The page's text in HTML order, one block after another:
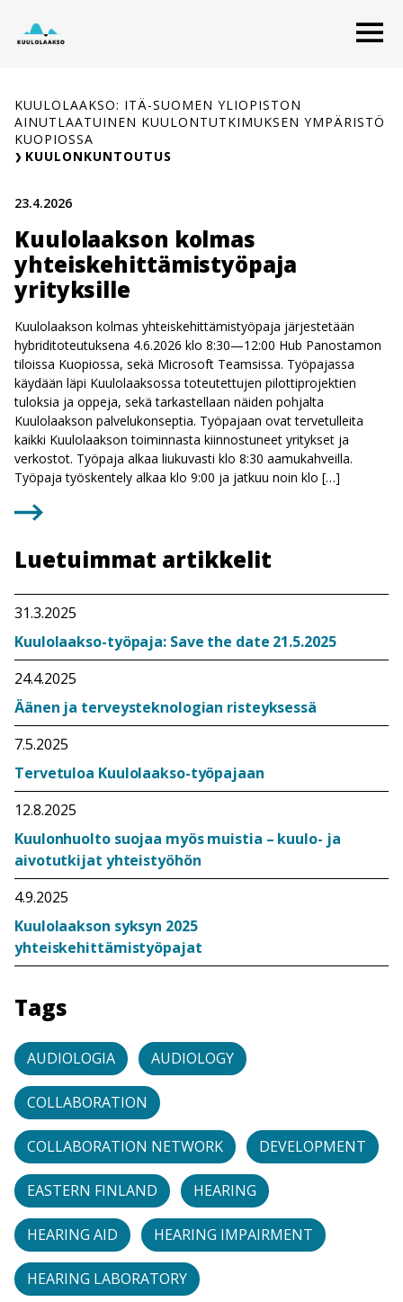
sisältöön
KUULOLAAKSO: ITÄ-SUOMEN YLIOPISTON
AINUTLAATUINEN KUULONTUTKIMUKSEN YMPÄRISTÖ
KUOPIOSSA
KUULONKUNTOUTUS
23.4.2026
Kuulolaakson kolmas
yhteiskehittämistyöpaja
yrityksille
Kuulolaakson kolmas yhteiskehittämistyöpaja järjestetään
hybriditoteutuksena 4.6.2026 klo 8:30—12:00 Hub Panostamon
tiloissa Kuopiossa, sekä Microsoft Teamsissa. Työpajassa
käydään läpi Kuulolaaksossa toteutettujen pilottiprojektien
tuloksia ja oppeja, sekä tarkastellaan näiden pohjalta
Kuulolaakson palvelukonseptia. Työpajaan ovat tervetulleita
kaikki Kuulolaakson toiminnasta kiinnostuneet yritykset ja
verkostot. Työpaja alkaa liukuvasti klo 8:30 aamukahveilla.
Työpaja työskentely alkaa klo 9:00 ja jatkuu noin klo […]
Luetuimmat artikkelit
31.3.2025
Kuulolaakso-työpaja: Save the date 21.5.2025
24.4.2025
Äänen ja terveysteknologian risteyksessä
7.5.2025
Tervetuloa Kuulolaakso-työpajaan
12.8.2025
Kuulonhuolto suojaa myös muistia – kuulo- ja
aivotutkijat yhteistyöhön
4.9.2025
Kuulolaakson syksyn 2025
yhteiskehittämistyöpajat
Tags
AUDIOLOGIA AUDIOLOGY
COLLABORATION
COLLABORATION NETWORK DEVELOPMENT
EASTERN FINLAND HEARING
HEARING AID HEARING IMPAIRMENT
HEARING LABORATORY